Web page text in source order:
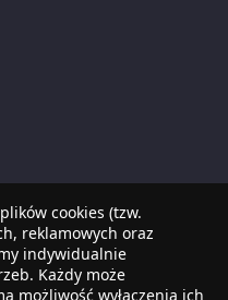
cookies (tzw.
reklamowych oraz
indywidualnie
Każdy może
możliwość wyłączenia ich